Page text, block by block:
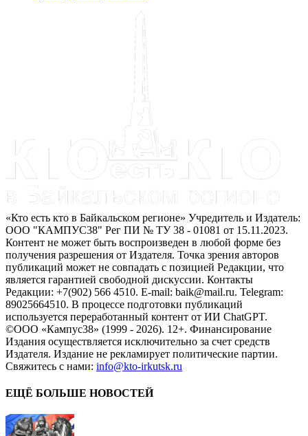
«Кто есть кто в Байкальском регионе» Учредитель и Издатель:
ООО "КАМПУС38" Рег ПИ № ТУ 38 - 01081 от 15.11.2023.
Контент не может быть воспроизведен в любой форме без
получения разрешения от Издателя. Точка зрения авторов
публикаций может не совпадать с позицией Редакции, что
является гарантией свободной дискуссии. Контакты
Редакции: +7(902) 566 4510. E-mail: baik@mail.ru. Telegram:
89025664510. В процессе подготовки публикаций
используется переработанный контент от ИИ ChatGPT.
©ООО «Кампус38» (1999 - 2026). 12+. Финансирование
Издания осуществляется исключительно за счет средств
Издателя. Издание не рекламирует политические партии.
Свяжитесь с нами: info@kto-irkutsk.ru
ЕЩЁ БОЛЬШЕ НОВОСТЕЙ